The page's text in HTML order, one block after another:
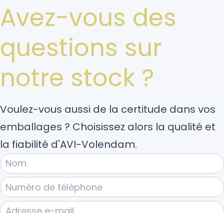
Avez-vous des
questions sur
notre stock ?
Voulez-vous aussi de la certitude dans vos
emballages ? Choisissez alors la qualité et
la fiabilité d'AVI-Volendam.